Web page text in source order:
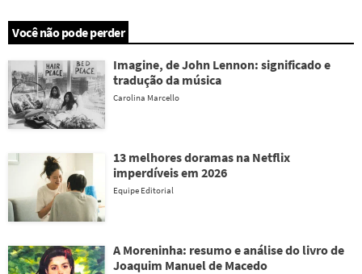
Você não pode perder
Imagine, de John Lennon: significado e
tradução da música
Carolina Marcello
13 melhores doramas na Netflix
imperdíveis em 2026
Equipe Editorial
A Moreninha: resumo e análise do livro de
Joaquim Manuel de Macedo